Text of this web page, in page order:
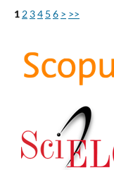
1 2 34 5 6 > >>